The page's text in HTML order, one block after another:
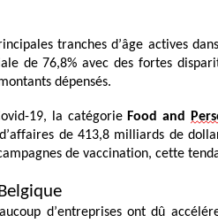
tranches d’âge actives
de 76,8% avec des fortes
dépensés.
19, la catégorie Food and
de413,8 milliards de
de vaccination, cette
d’entreprises ont dû